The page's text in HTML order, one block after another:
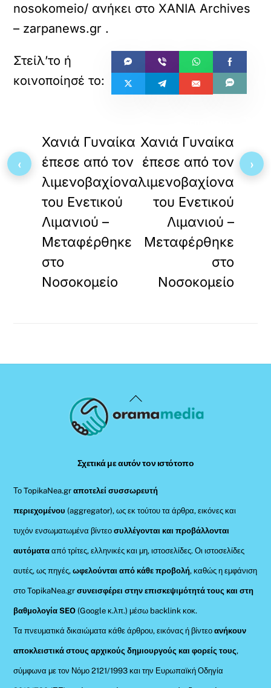
nosokomeio/ ανήκει στοXANIA Archives
– zarpanews.gr .
Χανιά Γυναίκα
έπεσε από τον
λιμενοβαχίονα
του Ενετικού
Λιμανιού –
Μεταφέρθηκε
στο
Νοσοκομείο
Χανιά Γυναίκα
έπεσε από τον
λιμενοβαχίονα
του Ενετικού
Λιμανιού –
Μεταφέρθηκε
στο
Νοσοκομείο
Back
To
Σχετικά με αυτόν τον ιστότοπο
Το TopikaNea.grαποτελεί συσσωρευτή
περιεχομένου (aggregator), ως εκ τούτου τα άρθρα, εικόνες και
τυχόν ενσωματωμένα βίντεοσυλλέγονται και προβάλλονται
αυτόματααπό τρίτες, ελληνικές και μη, ιστοσελίδες. Οι ιστοσελίδες
αυτές, ως πηγές,ωφελούνται από κάθε προβολή, καθώς η εμφάνιση
στο TopikaNea.gr συνεισφέρει στην επισκεψιμότητά τους και στη
βαθμολογία SEO (Google κ.λπ.) μέσω backlink κοκ.
Τα πνευματικά δικαιώματα κάθε άρθρου, εικόνας ή βίντεοανήκουν
αποκλειστικά στους αρχικούς δημιουργούς και φορείς τους,
σύμφωνα με τον Νόμο 2121/1993 και την Ευρωπαϊκή Οδηγία
‹ ›